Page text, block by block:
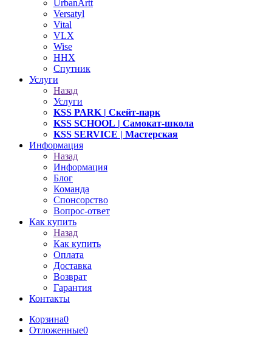
UrbanArtt
Versatyl
Vital
VLX
Wise
ННХ
Спутник
Услуги
Назад
Услуги
KSS PARK | Скейт-парк
KSS SCHOOL | Самокат-школа
KSS SERVICE | Мастерская
Информация
Назад
Информация
Блог
Команда
Спонсорство
Вопрос-ответ
Как купить
Назад
Как купить
Оплата
Доставка
Возврат
Гарантия
Контакты
Корзина0
Отложенные0